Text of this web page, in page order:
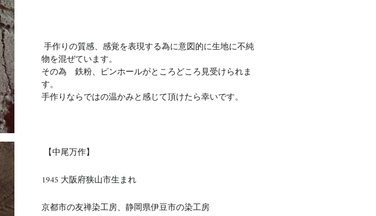
手作りの質感、感覚を表現する為に意図的に生地に不純
物を混ぜています。
その為 鉄粉、ピンホールがところどころ見受けられま
す。
手作りならではの温かみと感じて頂けたら幸いです。
【中尾万作】
1945 大阪府狭山市生まれ
京都市の友禅染工房、静岡県伊豆市の染工房